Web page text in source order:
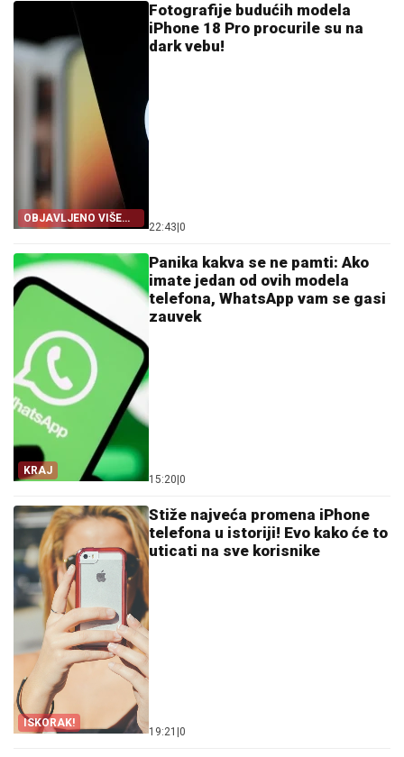
OBJAVLJENO VIŠE
OD 200.000 FAJLOVA
Fotografije budućih modela
iPhone 18 Pro procurile su na
dark vebu!
22:43 0
KRAJ
Panika kakva se ne pamti: Ako
imate jedan od ovih modela
telefona, WhatsApp vam se gasi
zauvek
15:20 0
ISKORAK!
Stiže najveća promena iPhone
telefona u istoriji! Evo kako će to
uticati na sve korisnike
19:21 0